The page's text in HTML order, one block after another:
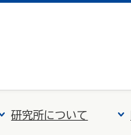
研究所について